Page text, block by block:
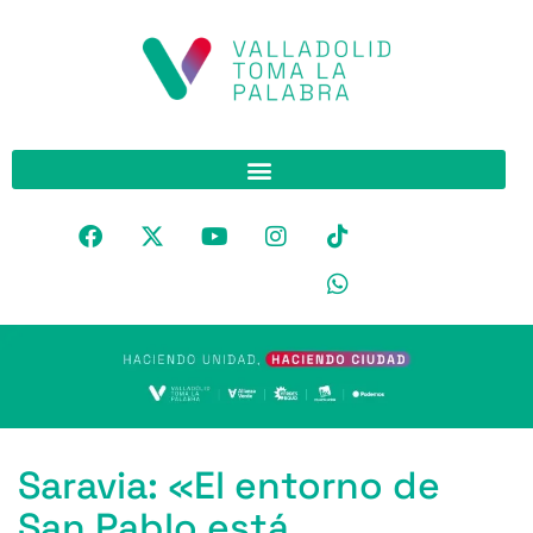
Saravia: «El entorno de